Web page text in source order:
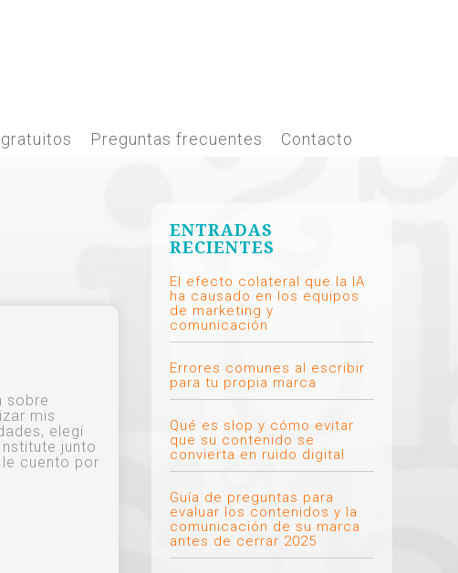
Preguntas frecuentes Contacto
sobre
mis
elegí
junto
le cuento por
ENTRADAS
RECIENTES
El efecto colateral que la IA
ha causado en los equipos
de marketing y
comunicación
Errores comunes al escribir
para tu propia marca
Qué es slop y cómo evitar
que su contenido se
convierta en ruido digital
Guía de preguntas para
evaluar los contenidos y la
comunicación de su marca
antes de cerrar 2025